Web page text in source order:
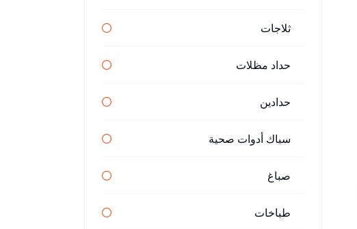
ثلاجات
حداد مظلات
حدادين
سباك أدوات صحية
صباغ
طباخات